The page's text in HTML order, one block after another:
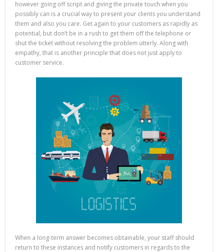
however going off script and giving the private touch when you
possibly can is a crucial way to present your clients you understand
them and also you care. Get again to your customers as rapidly as
potential, but don’t be in a rush to get them off the telephone or
shut the ticket without resolving the problem utterly. Along with
empathy, that is another principle that does not just apply to
customer service.
When a long-term answer becomes obtainable, your staff should
return to these instances and notify customers in regards to the